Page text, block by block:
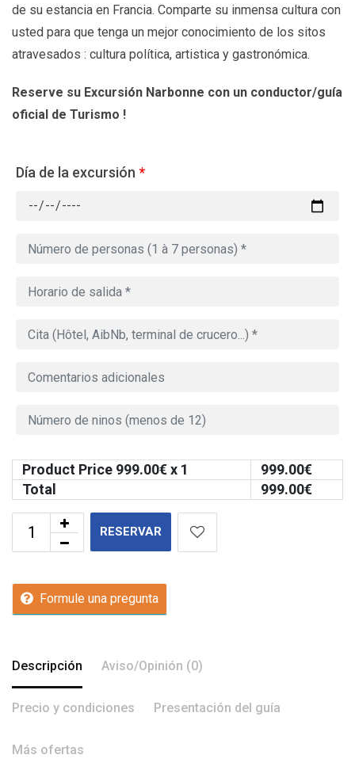
de su estancia en Francia. Comparte su inmensa cultura con
usted para que tenga un mejor conocimiento de los sitos
atravesados : cultura política, artistica y gastronómica.
Reserve su Excursión Narbonne con un conductor/guía
oficial de Turismo !
Día de la excursión *
Product Price 999.00€ x 1 999.00€
Total
999.00€
RESERVAR
Formule una pregunta
Descripción Aviso/Opinión (0)
Precio y condiciones Presentación del guía
Más ofertas